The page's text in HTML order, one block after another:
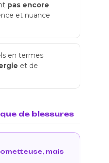
pas encore
et nuance
en termes
et de
de blessures
mais